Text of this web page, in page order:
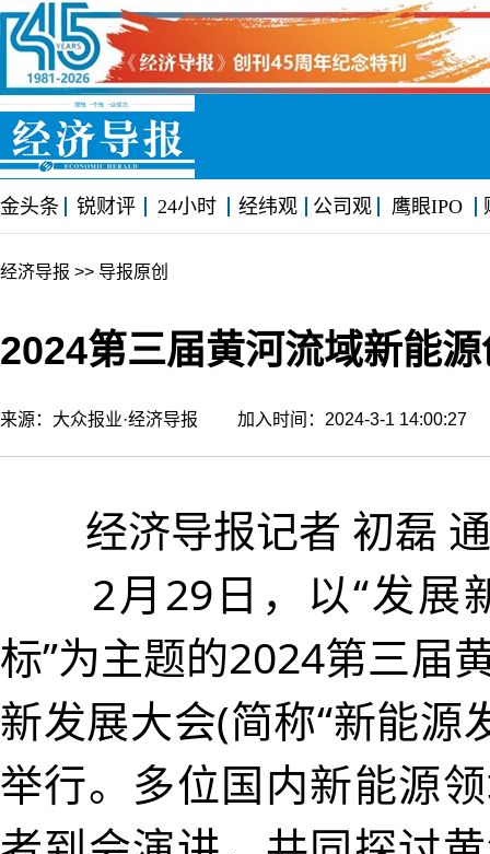
金头条 锐财评 24小时 经纬观 公司观 鹰眼IPO
经济导报 >> 导报原创
2024第三届黄河流域新能
来源：大众报业·经济导报 加入时间：2024-3-1
经济导报记者 初磊 通
2月29日，以“发展
标”为主题的2024第三届
新发展大会(简称“新能源
举行。多位国内新能源